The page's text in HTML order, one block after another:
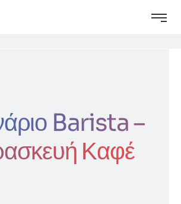
Barista –
Καφέ